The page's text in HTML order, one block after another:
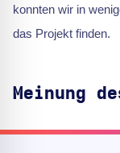
konnten wir in
das Projekt finden.
Meinung